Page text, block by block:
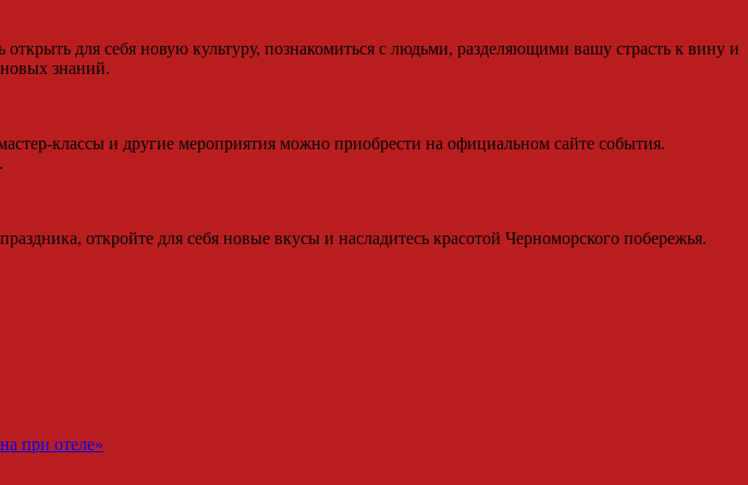
для себя новую культуру, познакомиться с людьми, разделяющими вашу страсть к вину и
знаний.
классы и другие мероприятия можно приобрести на официальном сайте события.
откройте для себя новые вкусы и насладитесь красотой Черноморского побережья.
при отеле»